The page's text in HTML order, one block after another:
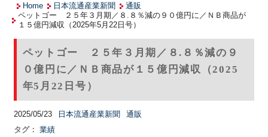
Home 日本流通産業新聞
通販
ペットゴー ２５年３月期／８.８％減の９０億円に／ＮＢ商品が
１５億円減収（2025年5月22日号）
ペットゴー ２５年３月期／８.８％減の９
０億円に／ＮＢ商品が１５億円減収（2025
年5月22日号）
2025/05/23 日本流通産業新聞
通販
タグ： 業績